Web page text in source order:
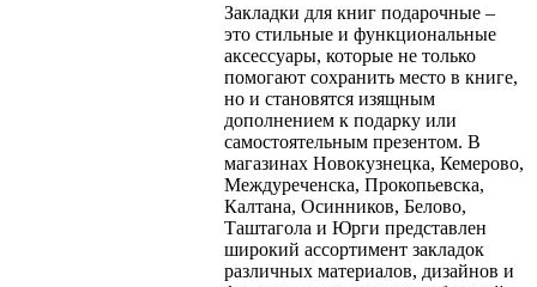
Закладки для книг подарочные –
это стильные и функциональные
аксессуары, которые не только
помогают сохранить место в книге,
но и становятся изящным
дополнением к подарку или
самостоятельным презентом. В
магазинах Новокузнецка, Кемерово,
Междуреченска, Прокопьевска,
Калтана, Осинников, Белово,
Таштагола и Юрги представлен
широкий ассортимент закладок
различных материалов, дизайнов и